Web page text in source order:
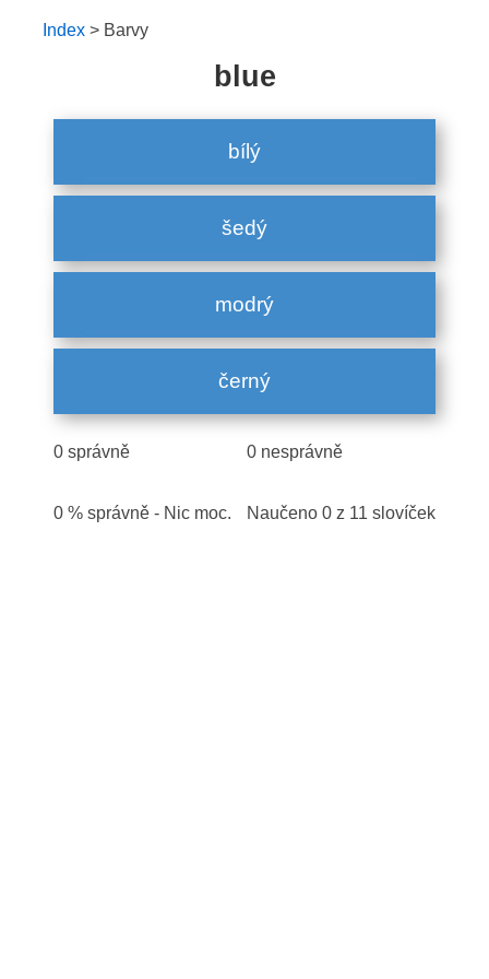
Index > Barvy
blue
0 správně
0 % správně - Nic moc.
0 nesprávně
Naučeno 0 z 11 slovíček